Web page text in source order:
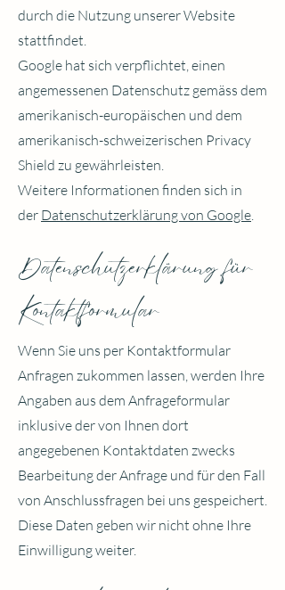
durch die Nutzung unserer Website
stattfindet.
Google hat sich verpflichtet, einen
angemessenen Datenschutz gemäss dem
amerikanisch-europäischen und dem
amerikanisch-schweizerischen Privacy
Shield zu gewährleisten.
Weitere Informationen finden sich in
der Datenschutzerklärung von Google.
Datenschutzerklärung für
Kontaktformular
Wenn Sie uns per Kontaktformular
Anfragen zukommen lassen, werden Ihre
Angaben aus dem Anfrageformular
inklusive der von Ihnen dort
angegebenen Kontaktdaten zwecks
Bearbeitung der Anfrage und für den Fall
von Anschlussfragen bei uns gespeichert.
Diese Daten geben wir nicht ohne Ihre
Einwilligung weiter.